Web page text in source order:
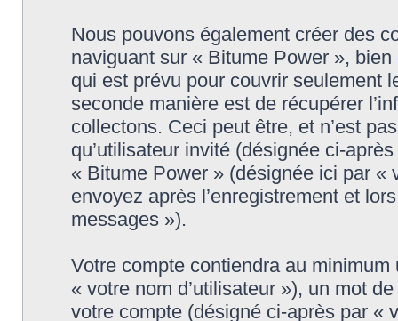
Nous pouvons également créer des
naviguant sur « Bitume Power »,
qui est prévu pour couvrir seulement
seconde manière est de récupérer
collectons. Ceci peut être, et n’est
qu’utilisateur invité (désignée ci-
« Bitume Power » (désignée ici par «
envoyez après l’enregistrement et
messages »).
Votre compte contiendra au
« votre nom d’utilisateur »), un mot
votre compte (désigné ci-après par «